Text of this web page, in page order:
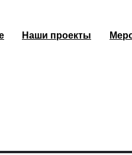
Наши проекты